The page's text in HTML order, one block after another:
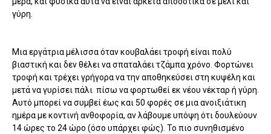
γύρη.
Μια εργάτρια μέλισσα όταν κουβαλάει τροφή είναι πολύ
βιαστική και δεν θέλει να σπαταλάει τζάμπα χρόνο. Φορτώνει
τροφή και τρέχει γρήγορα να την αποθηκεύσει στη κυψέλη και
μετά να γυρίσει πάλι πίσω να φορτωθεί εκ νέου νέκταρ ή γύρη.
Αυτό μπορεί να συμβεί έως και 50 φορές σε μια ανοιξιάτικη
ημέρα με κοντινή ανθοφορία, αν λάβουμε υπόψη ότι δουλεύουν
14 ώρες το 24 ώρο (όσο υπάρχει φώς). Το πιο συνηθισμένο